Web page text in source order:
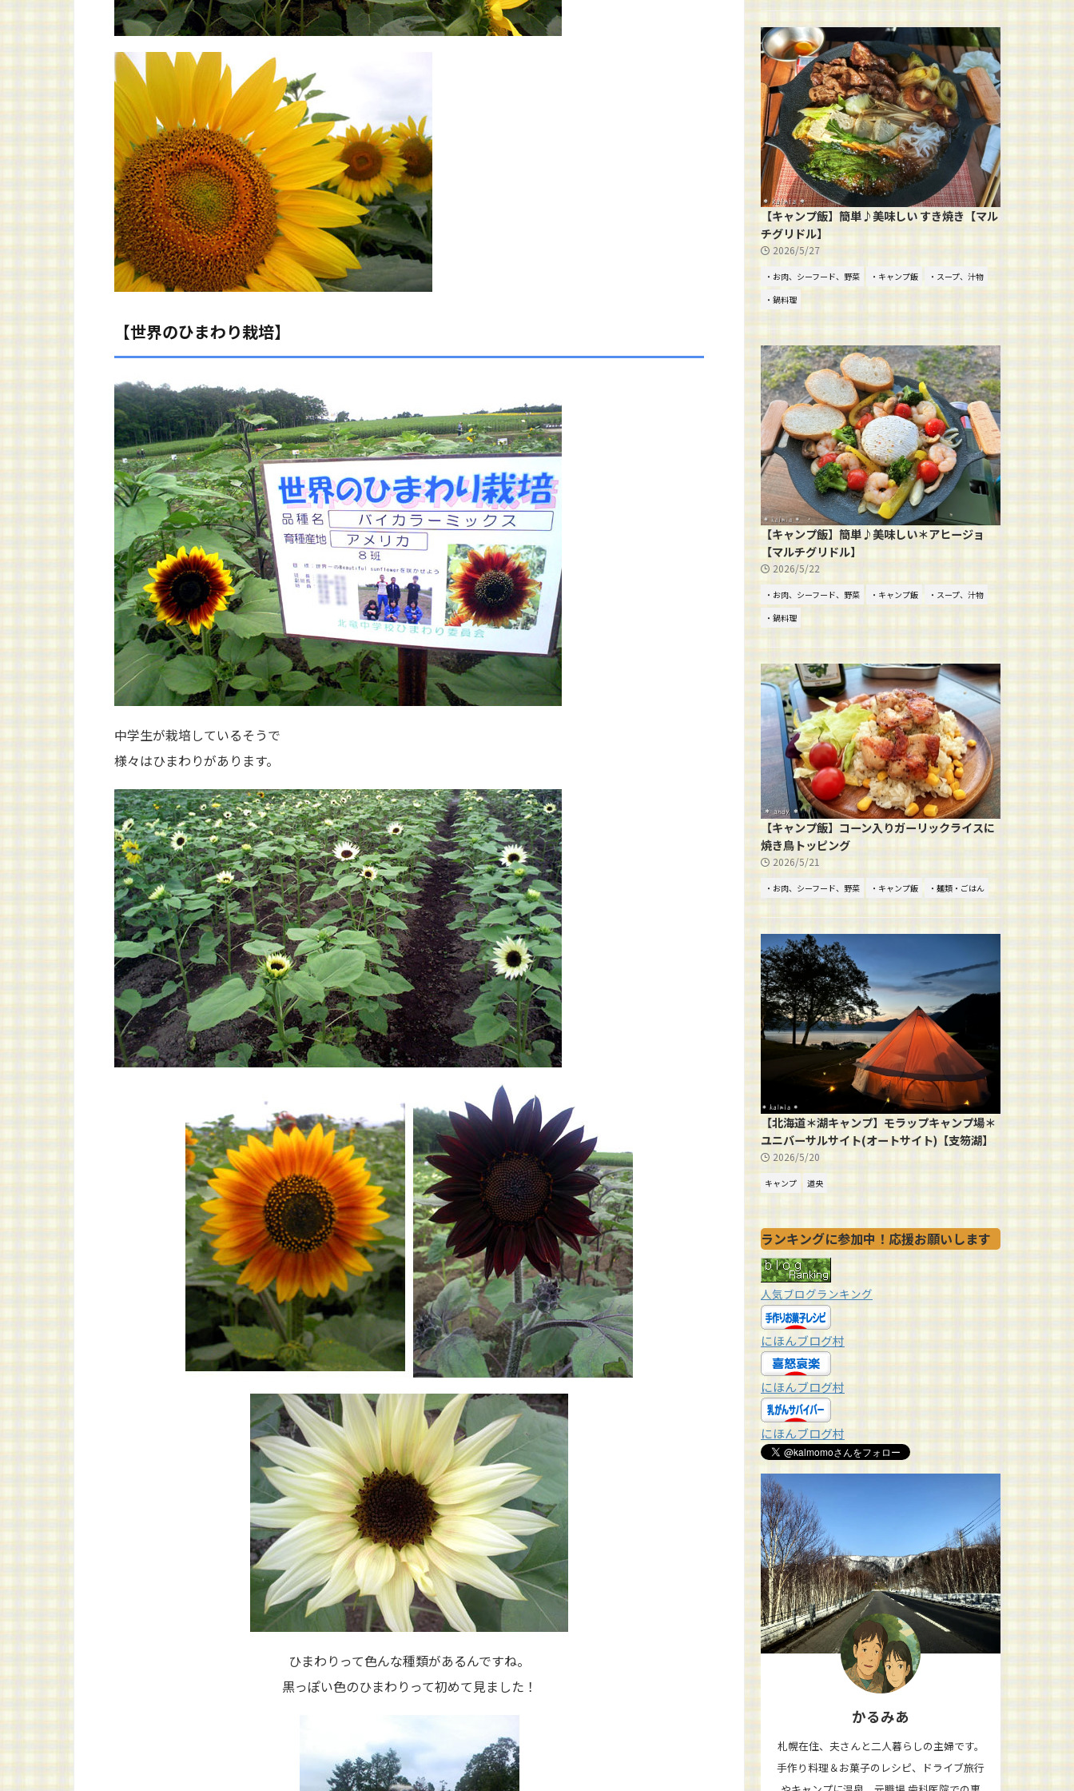
【世界のひまわり栽培】
中学生が栽培しているそうで
様々はひまわりがあります。
ひまわりって色んな種類があるんですね。
黒っぽい色のひまわりって初めて見ました！
【キャンプ飯】簡単♪美味しい すき焼き【マル
チグリドル】
2026/5/27
・お肉、シーフード、野菜 ・キャンプ飯
・スープ、汁物
・鍋料理
【キャンプ飯】簡単♪美味しい＊アヒージョ
【マルチグリドル】
2026/5/22
・お肉、シーフード、野菜 ・キャンプ飯
・スープ、汁物
・鍋料理
【キャンプ飯】コーン入りガーリックライスに
焼き鳥トッピング
2026/5/21
・お肉、シーフード、野菜 ・キャンプ飯 ・麺類・ごはん
【北海道＊湖キャンプ】モラップキャンプ場＊
ユニバーサルサイト(オートサイト)【支笏湖】
2026/5/20
キャンプ 道央
ランキングに参加中！応援お願いします
人気ブログランキング
にほんブログ村
にほんブログ村
にほんブログ村
かるみあ
札幌在住、夫さんと二人暮らしの主婦です。
手作り料理＆お菓子のレシピ、ドライブ旅行